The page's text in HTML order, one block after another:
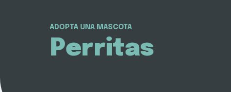
ADOPTA UNA MASCOTA
Perritas